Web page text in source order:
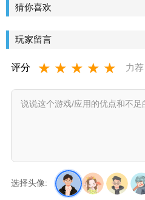
版
猜你喜欢
玩家留言
评分 ★ ★ ★ ★ ★ 力荐
选择头像: